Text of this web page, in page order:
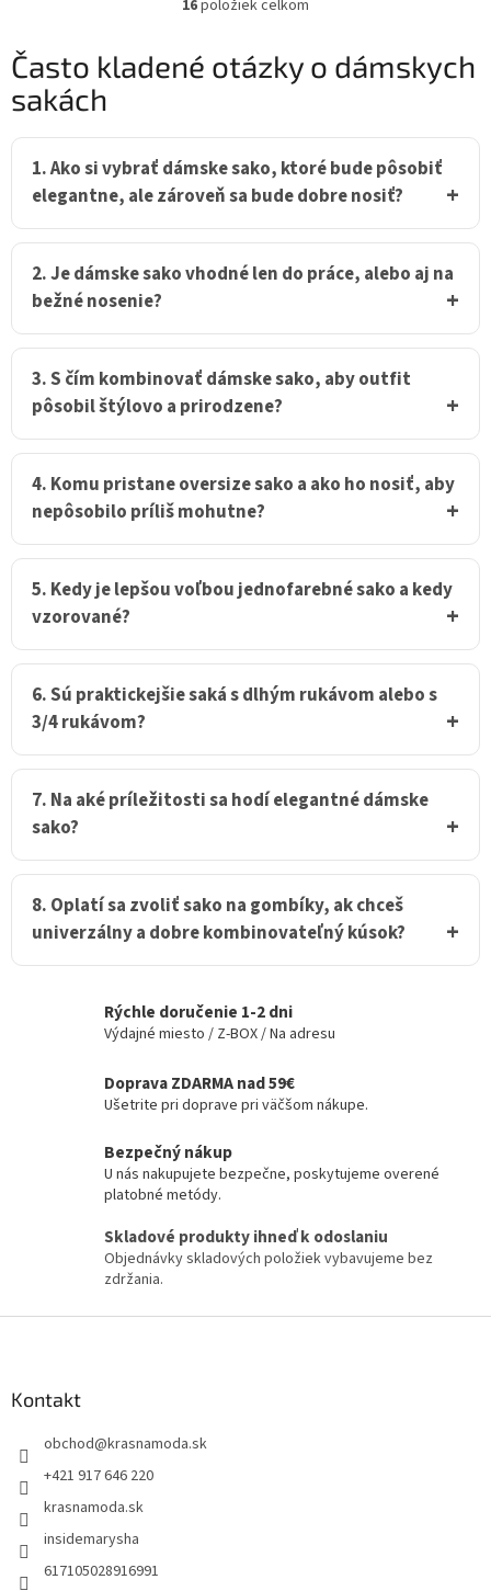
O
l
á
c
i
e
p
r
v
k
y
p
s
u
16položiek celkom
Často kladené otázky o dámskych
sakách
1. Ako si vybrať dámske sako, ktoré bude pôsobiť
elegantne, ale zároveň sa bude dobre nosiť?
2. Je dámske sako vhodné len do práce, alebo aj na
bežné nosenie?
3. S čím kombinovať dámske sako, aby outfit
pôsobil štýlovo a prirodzene?
4. Komu pristane oversize sako a ako ho nosiť, aby
nepôsobilo príliš mohutne?
5. Kedy je lepšou voľbou jednofarebné sako a kedy
vzorované?
6. Sú praktickejšie saká s dlhým rukávom alebo s
3/4 rukávom?
7. Na aké príležitosti sa hodí elegantné dámske
sako?
8. Oplatí sa zvoliť sako na gombíky, ak chceš
univerzálny a dobre kombinovateľný kúsok?
Rýchle doručenie 1-2 dni
Výdajné miesto / Z-BOX / Na adresu
Doprava ZDARMA nad 59€
Ušetrite pri doprave pri väčšom nákupe.
Bezpečný nákup
U nás nakupujete bezpečne, poskytujeme overené
platobné metódy.
Skladové produkty ihneď k odoslaniu
Objednávky skladových položiek vybavujeme bez
zdržania.
Kontakt
obchod@krasnamoda.sk
+421 917 646 220
krasnamoda.sk
insidemarysha
617105028916991